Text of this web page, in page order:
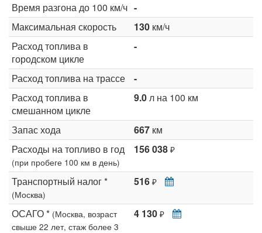
Время разгона до 100 км/ч -
Максимальная скорость
130 км/ч
Расход топлива в
городском цикле
-
Расход топлива на трассе
-
Расход топлива в
смешанном цикле
9.0л на 100 км
Запас хода 667 км
Расходы на топливо в год
(при пробеге 100 км в день)
156 038 ₽
Транспортный налог *
(Москва)
516 ₽
ОСАГО * (Москва, возраст
свыше 22 лет, стаж более 3
4 130 ₽